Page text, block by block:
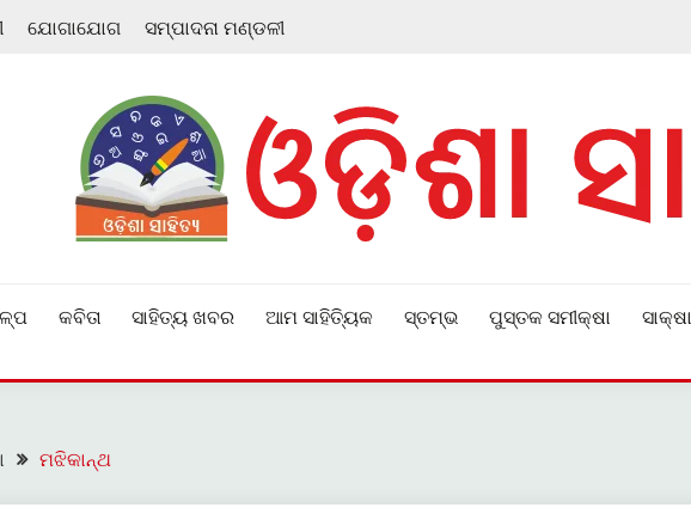
ଯୋଗାଯୋଗ ସମ୍ପାଦନା ମଣ୍ଡଳୀ
କବିତା ସାହିତ୍ୟ ଖବର ଆମ ସାହିତ୍ୟିକ ସ୍ତମ୍ଭ ପୁସ୍ତକ ସମୀକ୍ଷା
ମଝିକାନ୍ଥ